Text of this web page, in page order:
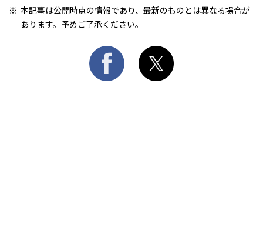
本記事は公開時点の情報であり、最新のものとは異なる場合が
あります。予めご了承ください。